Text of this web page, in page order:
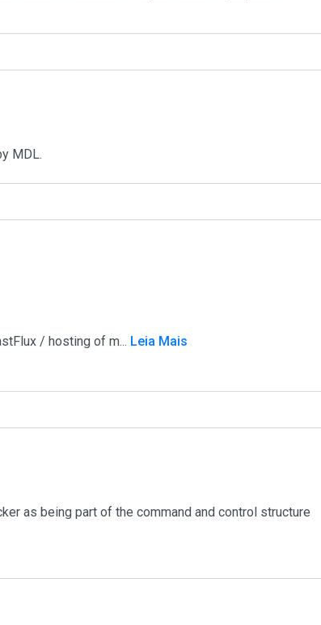
MDL.
/ hosting of m... Leia Mais
as being part of the command and control structure